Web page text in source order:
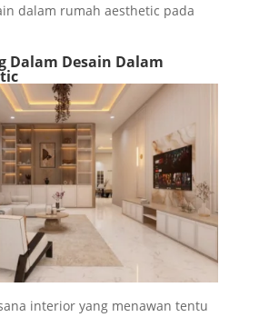
dalam rumah aesthetic pada
Dalam Desain Dalam
interior yang menawan tentu